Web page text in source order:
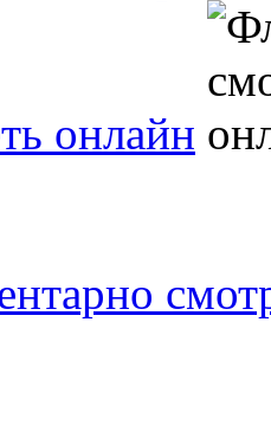
онлайн